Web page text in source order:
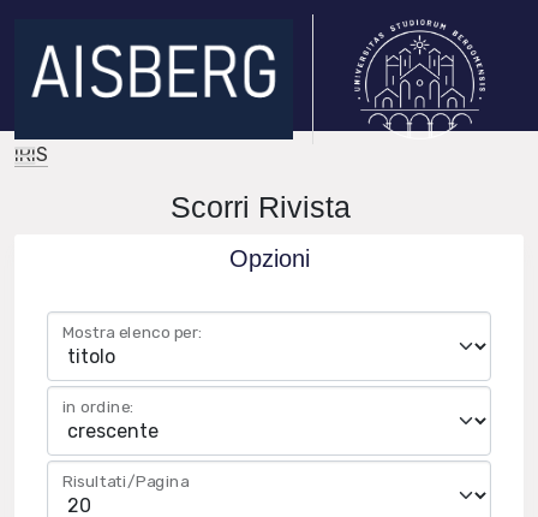
IRIS
Scorri Rivista
Opzioni
Mostra elenco per:
in ordine:
Risultati/Pagina